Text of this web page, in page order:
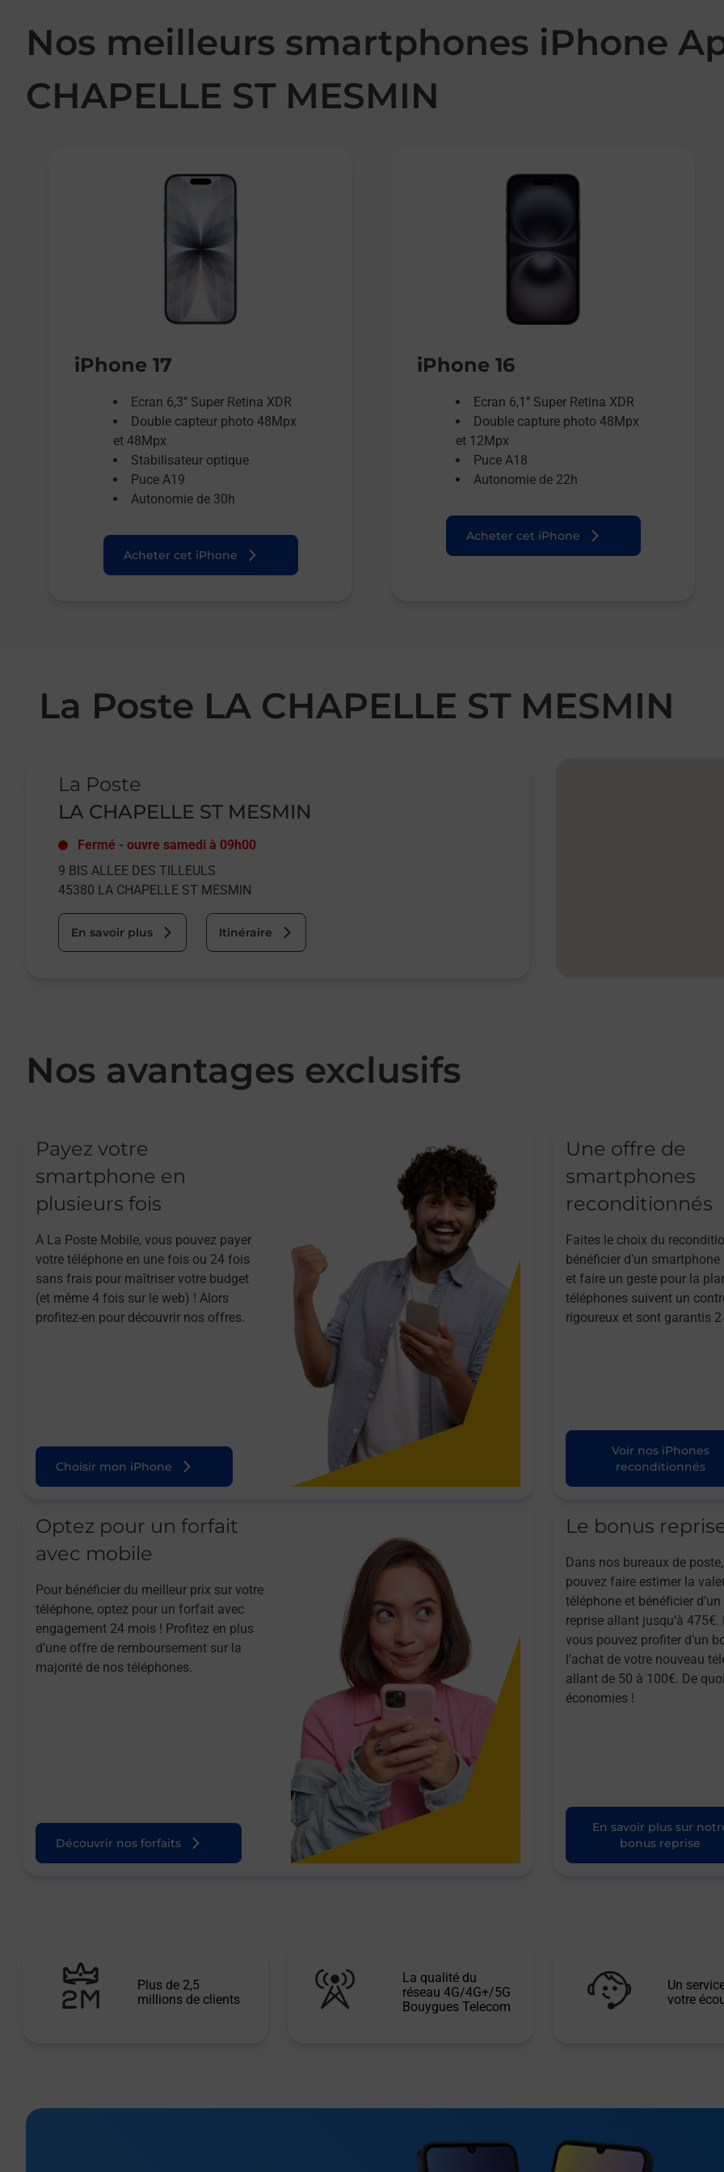
Nos meilleurs smartphones iPhone
CHAPELLE ST MESMIN
iPhone 17
Ecran 6,3’’ Super Retina XDR
Double capteur photo 48Mpx
et 48Mpx
Stabilisateur optique
Puce A19
Autonomie de 30h
Acheter cet iPhone
iPhone 16
Ecran 6,1’’ Super Retina XDR
Double capture photo 48Mpx
et 12Mpx
Puce A18
Autonomie de 22h
Acheter cet iPhone
La Poste LA CHAPELLE ST MESMIN
La Poste
LA CHAPELLE ST MESMIN
Fermé - ouvre samedi à 09h00
9 BIS ALLEE DES TILLEULS
45380 LA CHAPELLE ST MESMIN
En savoir plus Itinéraire
Nos avantages exclusifs
Payez votre
smartphone en
plusieurs fois
A La Poste Mobile, vous pouvez payer
votre téléphone en une fois ou 24 fois
sans frais pour maîtriser votre budget
(et même 4 fois sur le web) ! Alors
profitez-en pour découvrir nos offres.
Choisir mon iPhone
Une offre de
smartphones
reconditionnés
Faites le choix du
bénéficier d’un
et faire un geste pour la
téléphones suivent un
rigoureux et sont garantis 2
Voir nos iPhones
reconditionnés
Optez pour un forfait
avec mobile
Pour bénéficier du meilleur prix sur votre
téléphone, optez pour un forfait avec
engagement 24 mois ! Profitez en plus
d’une offre de remboursement sur la
majorité de nos téléphones.
Découvrir nos forfaits
Le bonus
Dans nos bureaux de
pouvez faire estimer la
téléphone et bénéficier
reprise allant jusqu’à 475€.
vous pouvez profiter d’un
l’achat de votre nouveau
allant de 50 à 100€. De
économies !
En savoir plus sur
bonus reprise
Plus de 2,5
millions de clients
La qualité du
réseau 4G/4G+/5G
Bouygues Telecom
Un
votre